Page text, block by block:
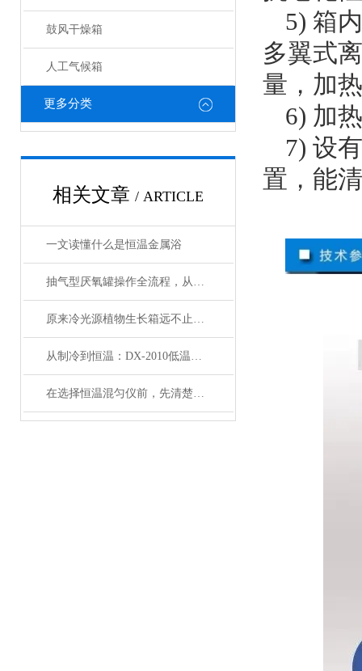
鼓风干燥箱
人工气候箱
更多分类
相关文章 / ARTICLE
一文读懂什么是恒温金属浴
抽气型厌氧罐操作全流程，从设备准备到微生物培养的标准化指南
原来冷光源植物生长箱远不止那么简单
从制冷到恒温：DX-2010低温恒温循环器的核心原理解析
在选择恒温混匀仪前，先清楚实验的需求
5) 箱
多翼式
量，加
6) 加
7) 设
置，能